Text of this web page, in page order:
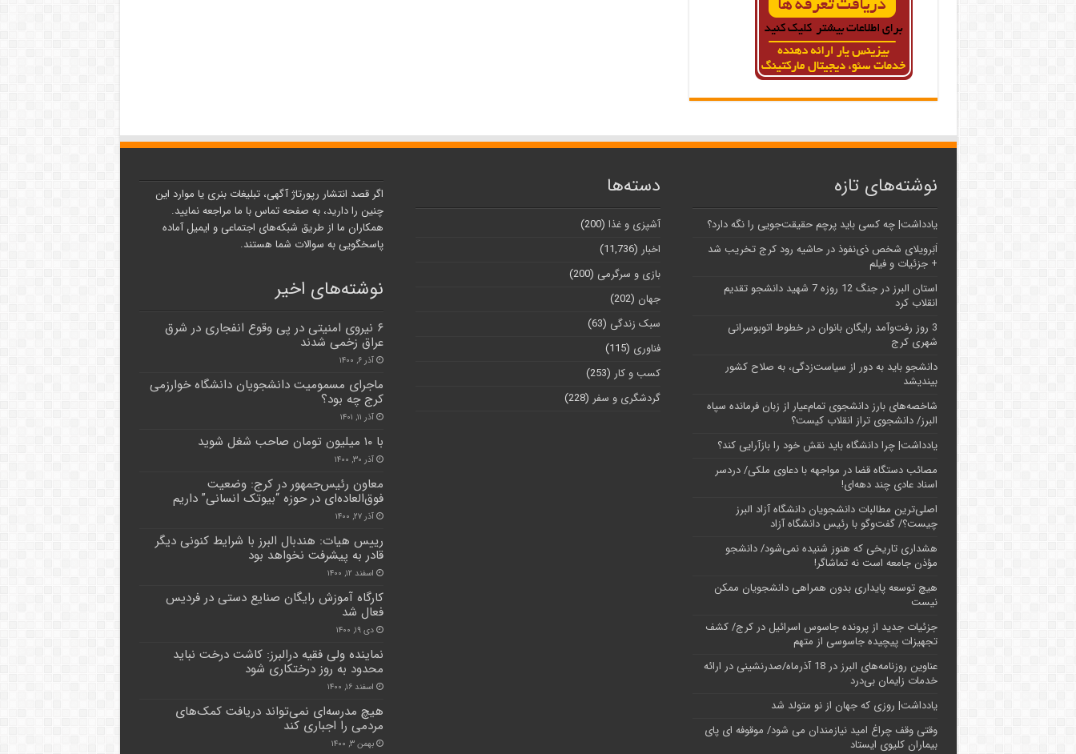
نوشته‌های تازه
یادداشت| ‌چه کسی باید پرچم حقیقت‌جویی را نگه دارد؟
اَبَر‌ویلای شخص ذی‌نفوذ در حاشیه‌ رود کرج تخریب شد
+ جزئیات و فیلم
استان البرز در جنگ 12 روزه 7 شهید دانشجو تقدیم
انقلاب کرد
3 روز رفت‌وآمد رایگان بانوان در خطوط اتوبوسرانی
شهری کرج
دانشجو باید به دور از سیاست‌زدگی، به صلاح کشور
بیندیشد
شاخصه‌های بارز دانشجوی تمام‌عیار از زبان فرمانده سپاه
البرز/ دانشجوی تراز انقلاب کیست؟
یادداشت| چرا دانشگاه باید نقش خود را بازآرایی کند؟
مصائب دستگاه قضا در مواجهه با دعاوی ملکی/ دردسر
اسناد عادی چند‌ دهه‌ای!
اصلی‌ترین مطالبات دانشجویان دانشگاه آزاد البرز
چیست؟/ گفت‌وگو با رئیس دانشگاه آز‌اد
هشداری تاریخی که هنوز شنیده نمی‌شود/ دانشجو
مؤذن جامعه است نه تماشاگر!
هیچ توسعه پایداری بدون همراهی دانشجویان ممکن
نیست
جزئیات جدید از پرونده جاسوس اسرائیل در کرج/‌ کشف
تجهیزات پیچیده جاسوسی از متهم
عناوین روزنامه‌های البرز در ‌18 آذرماه/صدرنشینی در ارائه
خدمات زایمان بی‌درد
یادداشت| روزی که جهان از نو متولد شد
وقتی وقف چراغ امید نیازمندان می شود/ موقوفه ای پای
بیماران کلیوی ایستاد
دسته‌ها
آشپزی و غذا (200)
اخبار (11,736)
بازی و سرگرمی (200)
جهان (202)
سبک زندگی (63)
فناوری (115)
کسب و کار (253)
گردشگری و سفر (228)
اگر قصد انتشار رپورتاژ آگهی، تبلیغات بنری یا موارد این
چنین را دارید، به صفحه تماس با ما مراجعه نمایید.
همکاران ما از طریق شبکه‌های اجتماعی و ایمیل آماده
پاسخگویی به سوالات شما هستند.
نوشته‌های اخیر
۶ نیروی امنیتی در پی وقوع انفجاری در شرق
عراق زخمی شدند
آذر ۶, ۱۴۰۰
ماجرای مسمومیت دانشجویان دانشگاه خوارزمی
کرج چه بود؟
آذر ۱۱, ۱۴۰۱
با ۱۰ میلیون تومان صاحب شغل شوید
آذر ۳۰, ۱۴۰۰
معاون رئیس‌جمهور در کرج: وضعیت
فوق‌العاده‌ای در حوزه “بیوتک انسانی” داریم
آذر ۲۷, ۱۴۰۰
رییس هیات: هندبال البرز با شرایط کنونی دیگر
قادر به پیشرفت نخواهد بود
اسفند ۱۲, ۱۴۰۰
کارگاه آموزش رایگان صنایع دستی در فردیس
فعال شد
دی ۱۹, ۱۴۰۰
نماینده ولی فقیه درالبرز: کاشت درخت نباید
محدود به روز درختکاری شود
اسفند ۱۶, ۱۴۰۰
هیچ مدرسه‌ای نمی‌تواند دریافت کمک‌های
مردمی را اجباری کند
بهمن ۳, ۱۴۰۰